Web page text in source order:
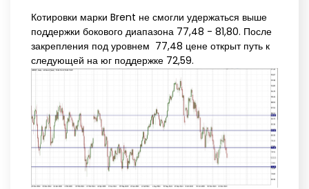
Котировки марки Brent не смогли удержаться выше
поддержки бокового диапазона 77,48 - 81,80. После
закрепления под уровнем 77,48 цене открыт путь к
следующей на юг поддержке 72,59.